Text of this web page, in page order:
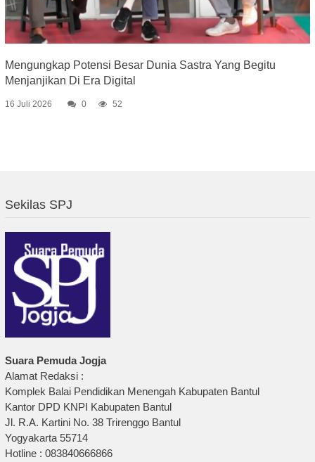
Mengungkap Potensi Besar Dunia Sastra Yang Begitu
Menjanjikan Di Era Digital
16 Juli 2026 0 52
Sekilas SPJ
Suara Pemuda Jogja
Alamat Redaksi :
Komplek Balai Pendidikan Menengah Kabupaten Bantul
Kantor DPD KNPI Kabupaten Bantul
Jl. R.A. Kartini No. 38 Trirenggo Bantul
Yogyakarta 55714
Hotline : 083840666866